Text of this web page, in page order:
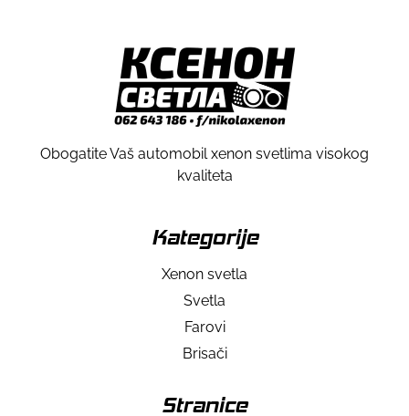
Obogatite Vaš automobil xenon svetlima visokog
kvaliteta
Kategorije
Xenon svetla
Svetla
Farovi
Brisači
Stranice